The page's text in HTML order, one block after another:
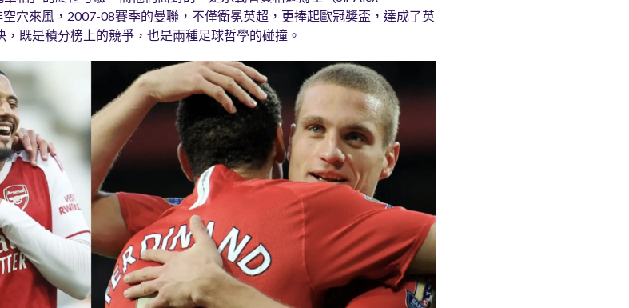
穴來風，2007-08賽季的曼聯，不僅衛冕英超，更捧起歐冠獎盃，達成了英
既是積分榜上的競爭，也是兩種足球哲學的碰撞。